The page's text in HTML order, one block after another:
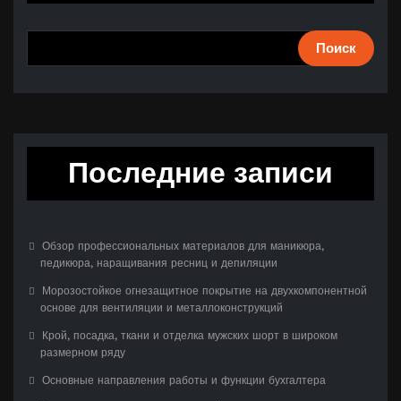
Поиск
Последние записи
Обзор профессиональных материалов для маникюра,
педикюра, наращивания ресниц и депиляции
Морозостойкое огнезащитное покрытие на двухкомпонентной
основе для вентиляции и металлоконструкций
Крой, посадка, ткани и отделка мужских шорт в широком
размерном ряду
Основные направления работы и функции бухгалтера